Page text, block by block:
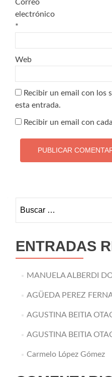
Correo
electrónico
*
Web
Recibir un email con los
esta entrada.
Recibir un email con
ENTRADAS
MANUELA ALBERDI
AGÜEDA PEREZ
AGUSTINA BEITIA
AGUSTINA BEITIA
Carmelo López Gómez